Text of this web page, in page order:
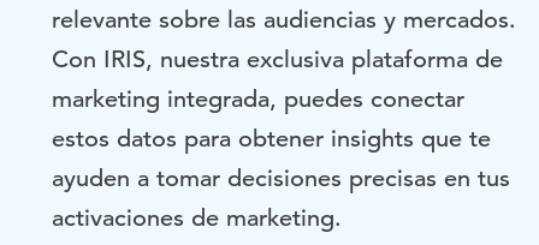
relevante sobre las audiencias y mercados.
Con IRIS, nuestra exclusiva plataforma de
marketing integrada, puedes conectar
estos datos para obtener insights que te
ayuden a tomar decisiones precisas en tus
activaciones de marketing.